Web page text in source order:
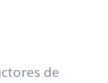
de